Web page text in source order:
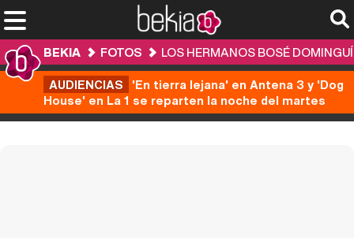
BEKIA FOTOS
LOS HERMANOS BOSÉ
AUDIENCIAS 'En tierra lejana' en Antena 3 y 'Dog
House' en La 1 se reparten la noche del martes